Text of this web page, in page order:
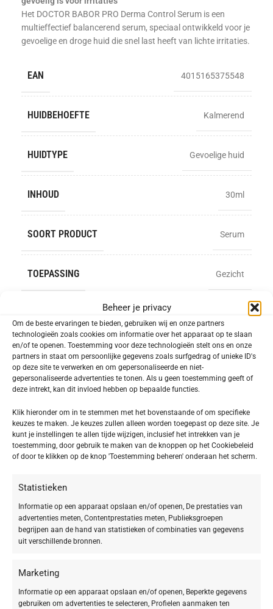
Beheer je privacy
Om de beste ervaringen te bieden, gebruiken wij en onze partners
technologieën zoals cookies om informatie over het apparaat op te slaan
en/of te openen. Toestemming voor deze technologieën stelt ons en onze
partners in staat om persoonlijke gegevens zoals surfgedrag of unieke ID's
op deze site te verwerken en om gepersonaliseerde en niet-
gepersonaliseerde advertenties te tonen. Als u geen toestemming geeft of
deze intrekt, kan dit invloed hebben op bepaalde functies.
Klik hieronder om in te stemmen met het bovenstaande of om specifieke
keuzes te maken. Je keuzes zullen alleen worden toegepast op deze site. Je
kunt je instellingen te allen tijde wijzigen, inclusief het intrekken van je
toestemming, door gebruik te maken van de knoppen op het Cookiebeleid
of door te klikken op de knop 'Toestemming beheren' onderaan het scherm.
Statistieken
Informatie op een apparaat opslaan en/of openen, De prestaties van
advertenties meten, Contentprestaties meten, Publieksgroepen
begrijpen aan de hand van statistieken of combinaties van gegevens
uit verschillende bronnen.
Marketing
Informatie op een apparaat opslaan en/of openen, Beperkte gegevens
gebruiken om advertenties te selecteren, Profielen aanmaken ten
Het DOCTOR BABOR PRO Derma Control Serum is een
multieffectief balancerend serum, speciaal ontwikkeld voor je
gevoelige en droge huid die snel last heeft van lichte irritaties.
EAN 4015165375548
HUIDBEHOEFTE Kalmerend
HUIDTYPE Gevoelige huid
INHOUD 30ml
SOORT PRODUCT Serum
TOEPASSING Gezicht
Toevoegen aan verlanglijst
SKU:403414
Categorie:
Doctor BABOR PRO
Delen:
Beschrijving
Het DOCTOR BABOR PRO Derma Control Serum is
een multieffectief balancerend serum, speciaal
ontwikkeld voor jegevoelige en droge huid
perfecte keuze voor wie op zoek is naar een
minimalistische huidverzorgingzonder in te leveren